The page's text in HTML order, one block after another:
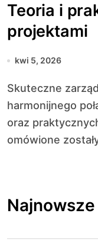
Teoria i
projektami
kwi 5, 2026
Skuteczne zarządzanie projektami wymaga
harmonijnego
oraz
omówione